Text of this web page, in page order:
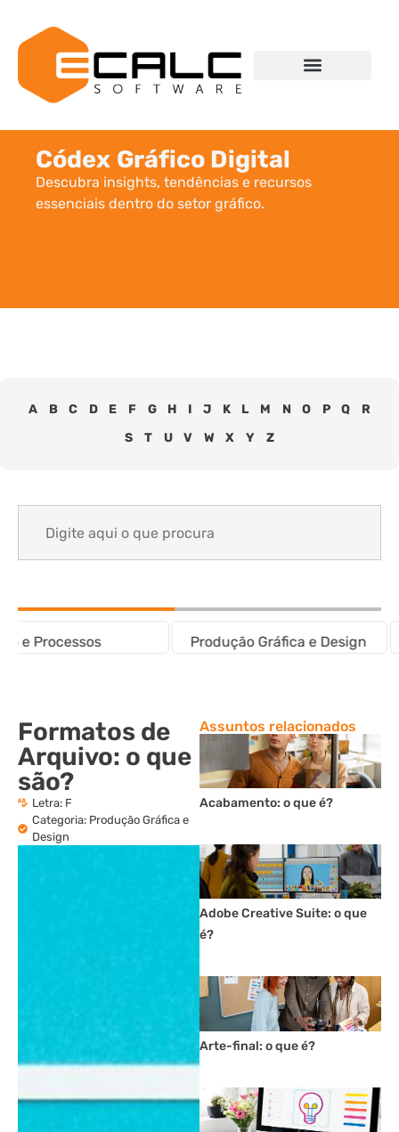
Códex Gráfico Digital
Descubra insights, tendências e recursos
essenciais dentro do setor gráfico.
A B C D E F G H I J K L M N O P Q
R
S
T U V W X Y Z
Search
Produção Gráfica e Design Tecnologia
Formatos de
Arquivo: o que
são?
Letra: F
Categoria: Produção Gráfica e
Design
Assuntos relacionados
Acabamento: o que é?
Adobe Creative Suite: o que
é?
Arte-final: o que é?